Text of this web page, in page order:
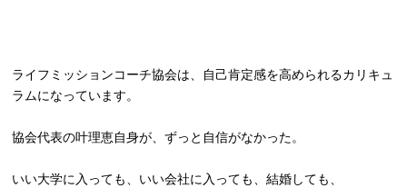
ライフミッションコーチ協会は、 自己肯定感を高められるカリキュ
ラムになっています。
協会代表の叶理恵自身が、ずっと自信がなかった。
いい大学に入っても、いい会社に入っても、結婚しても、